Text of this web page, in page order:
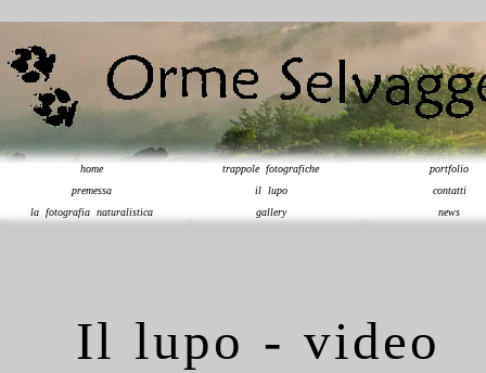
home trappole fotografiche
portfolio
premessa
il lupo
contatti
la fotografia naturalistica
gallery news
Il lupo - video